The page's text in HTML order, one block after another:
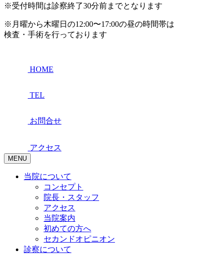
※受付時間は診察終了30分前までとなります
※月曜から木曜日の12:00〜17:00の昼の時間帯は
検査・手術を行っております
HOME
TEL
お問合せ
アクセス
MENU
当院について
コンセプト
院長・スタッフ
アクセス
当院案内
初めての方へ
セカンドオピニオン
診察について